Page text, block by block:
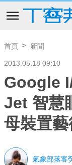
首頁 新聞
2013.05.18 09:10
Google
Jet 智慧
母裝置
氣象部落客